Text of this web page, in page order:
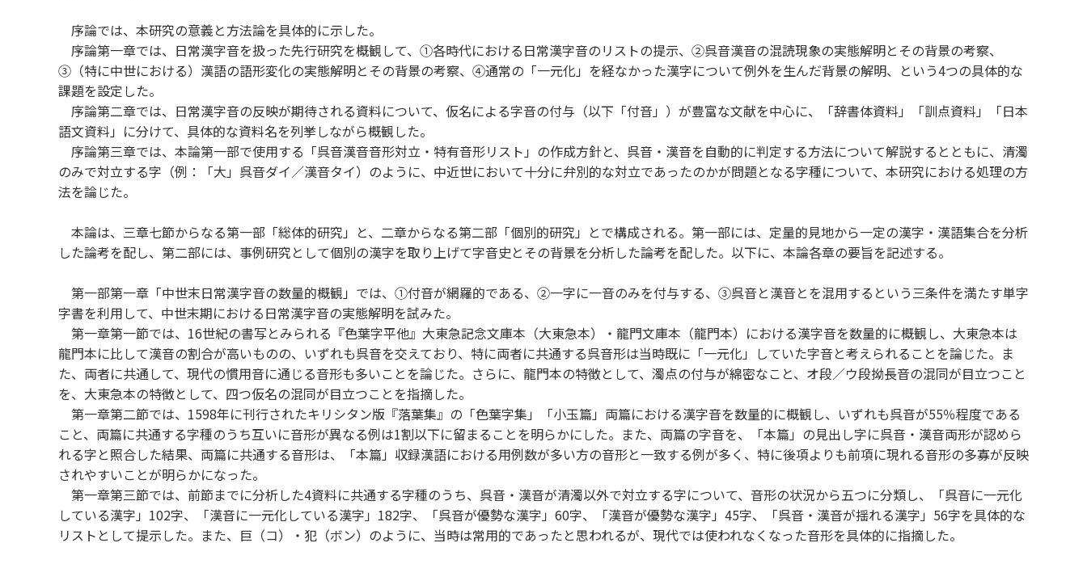
序論では、本研究の意義と方法論を具体的に示した。
序論第一章では、日常漢字音を扱った先行研究を概観して、①各時代における日常漢字音のリストの提示、②呉音漢音の混読現象の実態解明とその背景の考察、
③（特に中世における）漢語の語形変化の実態解明とその背景の考察、④通常の「一元化」を経なかった漢字について例外を生んだ背景の解明、という4つの具体的な
課題を設定した。
序論第二章では、日常漢字音の反映が期待される資料について、仮名による字音の付与（以下「付音」）が豊富な文献を中心に、「辞書体資料」「訓点資料」「日本
語文資料」に分けて、具体的な資料名を列挙しながら概観した。
序論第三章では、本論第一部で使用する「呉音漢音音形対立・特有音形リスト」の作成方針と、呉音・漢音を自動的に判定する方法について解説するとともに、清濁
のみで対立する字（例：「大」呉音ダイ／漢音タイ）のように、中近世において十分に弁別的な対立であったのかが問題となる字種について、本研究における処理の方
法を論じた。
本論は、三章七節からなる第一部「総体的研究」と、二章からなる第二部「個別的研究」とで構成される。第一部には、定量的見地から一定の漢字・漢語集合を分析
した論考を配し、第二部には、事例研究として個別の漢字を取り上げて字音史とその背景を分析した論考を配した。以下に、本論各章の要旨を記述する。
第一部第一章「中世末日常漢字音の数量的概観」では、①付音が網羅的である、②一字に一音のみを付与する、③呉音と漢音とを混用するという三条件を満たす単字
字書を利用して、中世末期における日常漢字音の実態解明を試みた。
第一章第一節では、16世紀の書写とみられる『色葉字平他』大東急記念文庫本（大東急本）・龍門文庫本（龍門本）における漢字音を数量的に概観し、大東急本は
龍門本に比して漢音の割合が高いものの、いずれも呉音を交えており、特に両者に共通する呉音形は当時既に「一元化」していた字音と考えられることを論じた。ま
た、両者に共通して、現代の慣用音に通じる音形も多いことを論じた。さらに、龍門本の特徴として、濁点の付与が綿密なこと、オ段／ウ段拗長音の混同が目立つこと
を、大東急本の特徴として、四つ仮名の混同が目立つことを指摘した。
第一章第二節では、1598年に刊行されたキリシタン版『落葉集』の「色葉字集」「小玉篇」両篇における漢字音を数量的に概観し、いずれも呉音が55％程度である
こと、両篇に共通する字種のうち互いに音形が異なる例は1割以下に留まることを明らかにした。また、両篇の字音を、「本篇」の見出し字に呉音・漢音両形が認めら
れる字と照合した結果、両篇に共通する音形は、「本篇」収録漢語における用例数が多い方の音形と一致する例が多く、特に後項よりも前項に現れる音形の多寡が反映
されやすいことが明らかになった。
第一章第三節では、前節までに分析した4資料に共通する字種のうち、呉音・漢音が清濁以外で対立する字について、音形の状況から五つに分類し、「呉音に一元化
している漢字」102字、「漢音に一元化している漢字」182字、「呉音が優勢な漢字」60字、「漢音が優勢な漢字」45字、「呉音・漢音が揺れる漢字」56字を具体的な
リストとして提示した。また、巨（コ）・犯（ボン）のように、当時は常用的であったと思われるが、現代では使われなくなった音形を具体的に指摘した。